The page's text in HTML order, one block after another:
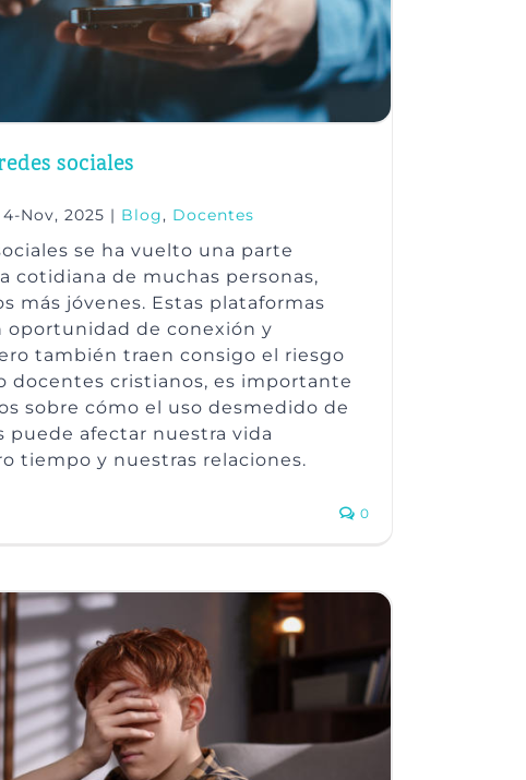
sociales
4-Nov, 2025 | Blog, Docentes
se ha vuelto una parte
cotidiana de muchas personas,
más jóvenes. Estas plataformas
oportunidad de conexión y
también traen consigo el riesgo
docentes cristianos, es importante
sobre cómo el uso desmedido de
puede afectar nuestra vida
tiempo y nuestras relaciones.
0